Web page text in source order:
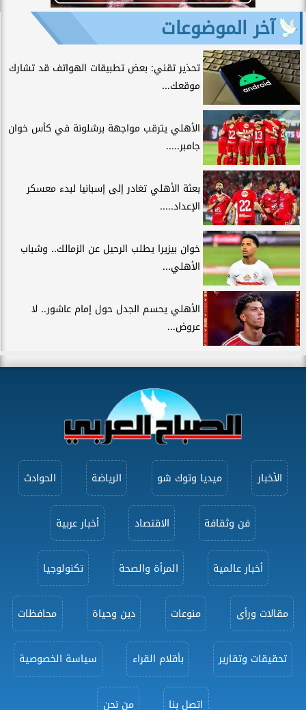
آخر الموضوعات
تحذير تقني: بعض تطبيقات الهواتف قد تشارك
موقعك...
الأهلي يترقب مواجهة برشلونة في كأس خوان
جامبر.....
بعثة الأهلي تغادر إلى إسبانيا لبدء معسكر
الإعداد.....
خوان بيزيرا يطلب الرحيل عن الزمالك.. وشباب
الأهلي...
الأهلي يحسم الجدل حول إمام عاشور.. لا
عروض...
الأخبار ميديا وتوك شو الرياضة الحوادث
فن وثقافة الاقتصاد أخبار عربية
أخبار عالمية المرأة والصحة تكنولوجيا
مقالات ورأى منوعات دين وحياة محافظات
تحقيقات وتقارير بأقلام القراء سياسة الخصوصية
اتصل بنا من نحن